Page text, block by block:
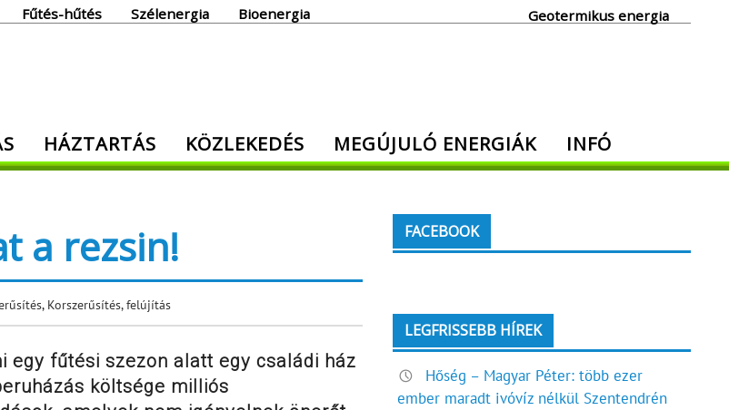
Fűtés-hűtés Szélenergia Bioenergia Geotermikus energia
HÁZTARTÁS KÖZLEKEDÉS MEGÚJULÓ ENERGIÁK INFÓ
a rezsin!
, Korszerűsítés, felújítás
egy fűtési szezon alatt egy családi ház
költsége milliós
FACEBOOK
LEGFRISSEBB HÍREK
Hőség – Magyar Péter: több ezer
ember maradt ivóvíz nélkül Szentendrén